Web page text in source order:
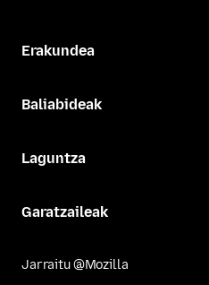
Erakundea
Baliabideak
Laguntza
Garatzaileak
Jarraitu @Mozilla